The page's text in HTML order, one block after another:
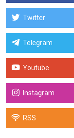
Twitter
Telegram
Youtube
Instagram
RSS